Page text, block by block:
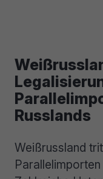
Russlands
Weißrussland